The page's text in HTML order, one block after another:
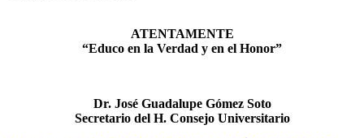
ATENTAMENTE
“Educo en la Verdad y en el Honor”
Dr. José Guadalupe Gómez Soto
Secretario del H. Consejo Universitario